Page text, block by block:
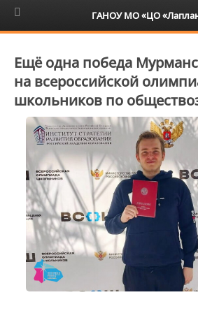
6+
Ещё одна победа
на всероссийской
школьников по
ГАНОУ МО «ЦО